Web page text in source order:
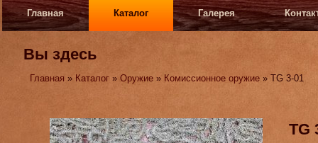
Главная Каталог Галерея
Вы здесь
Главная » Каталог »Оружие » Комиссионное оружие » TG 3-01
TG